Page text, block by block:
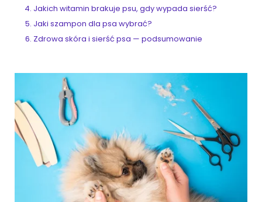
Jakich witamin brakuje psu, gdy wypada sierść?
Jaki szampon dla psa wybrać?
Zdrowa skóra i sierść psa — podsumowanie